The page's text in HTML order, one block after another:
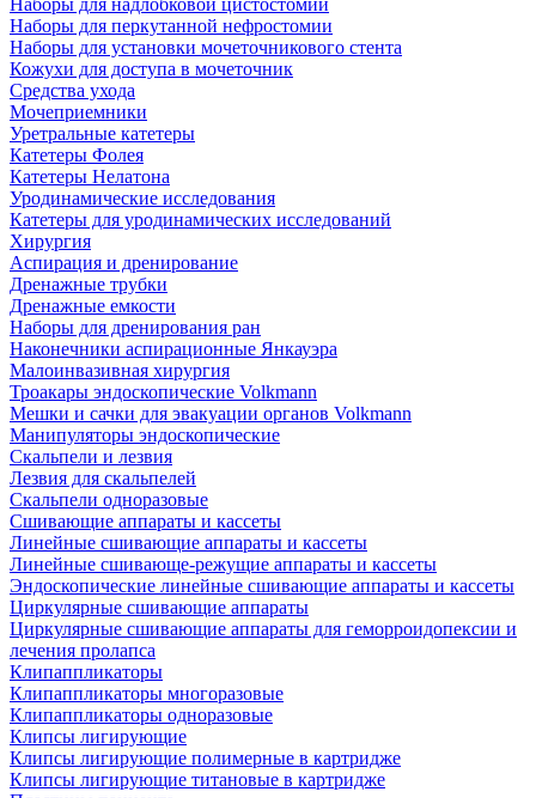
Наборы для надлобковой цистостомии
Наборы для перкутанной нефростомии
Наборы для установки мочеточникового стента
Кожухи для доступа в мочеточник
Средства ухода
Мочеприемники
Уретральные катетеры
Катетеры Фолея
Катетеры Нелатона
Уродинамические исследования
Катетеры для уродинамических исследований
Хирургия
Аспирация и дренирование
Дренажные трубки
Дренажные емкости
Наборы для дренирования ран
Наконечники аспирационные Янкауэра
Малоинвазивная хирургия
Троакары эндоскопические Volkmann
Мешки и сачки для эвакуации органов Volkmann
Манипуляторы эндоскопические
Скальпели и лезвия
Лезвия для скальпелей
Скальпели одноразовые
Сшивающие аппараты и кассеты
Линейные сшивающие аппараты и кассеты
Линейные сшивающе-режущие аппараты и кассеты
Эндоскопические линейные сшивающие аппараты и кассеты
Циркулярные сшивающие аппараты
Циркулярные сшивающие аппараты для геморроидопексии и
лечения пролапса
Клипаппликаторы
Клипаппликаторы многоразовые
Клипаппликаторы одноразовые
Клипсы лигирующие
Клипсы лигирующие полимерные в картридже
Клипсы лигирующие титановые в картридже